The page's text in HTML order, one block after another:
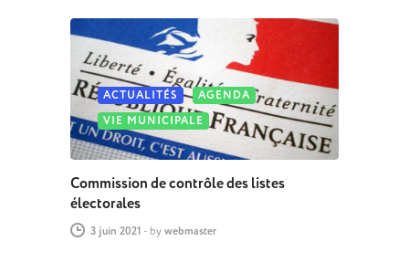
ACTUALITÉS
AGENDA
VIE MUNICIPALE
Commission de contrôle des listes
électorales
3 juin 2021 - by webmaster